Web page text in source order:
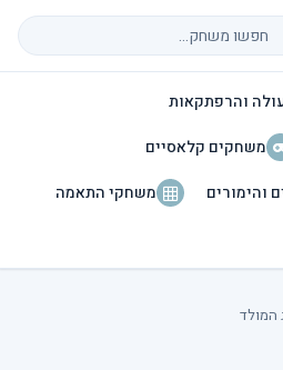
משחקים
והרפתקאות
משחקים קלאסיים
והימורים
משחקי התאמה
המולד